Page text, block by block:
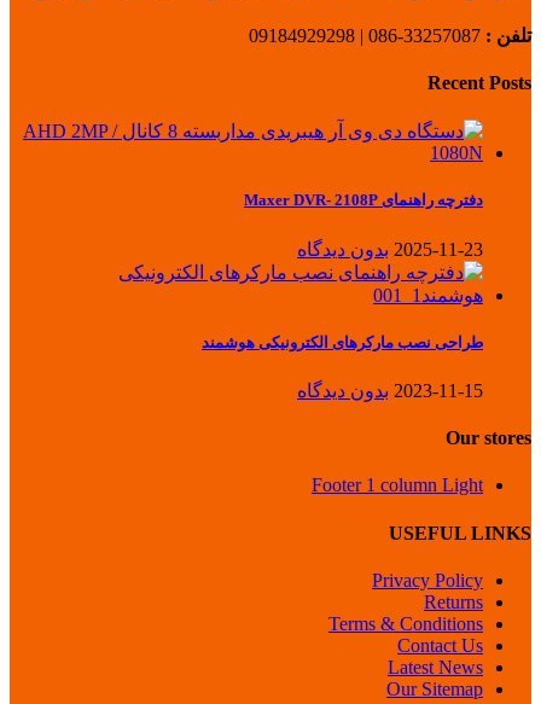
تلفن : 33257087-086 | 09184929298
Recent Posts
دفترچه راهنمای Maxer DVR- 2108P
2025-11-23 بدون دیدگاه
طراحی نصب مارکرهای الکترونیکی هوشمند
2023-11-15 بدون دیدگاه
Our stores
Footer 1 column Light
USEFUL LINKS
Privacy Policy
Returns
Terms & Conditions
Contact Us
Latest News
Our Sitemap